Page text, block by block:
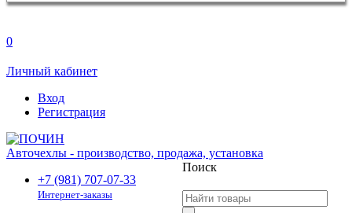
0
Личный кабинет
Вход
Регистрация
Авточехлы - производство, продажа, установка
+7 (981) 707-07-33
Интернет-заказы
Поиск